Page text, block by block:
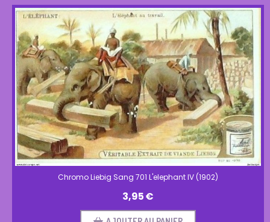
Chromo Liebig Sang 701 L'elephant IV (1902)
3,95€